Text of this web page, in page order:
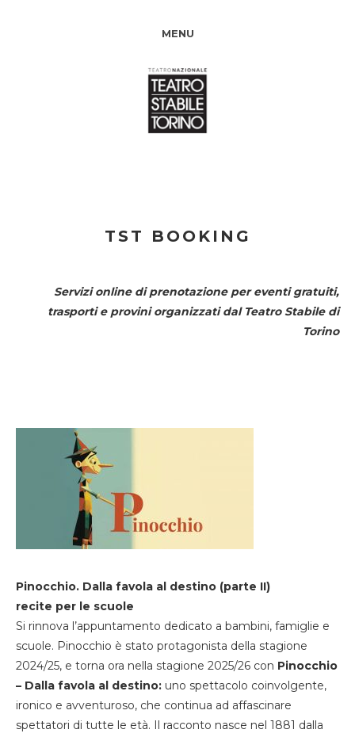
MENU
TST BOOKING
Servizi online di prenotazione per eventi gratuiti,
trasporti e provini organizzati dal Teatro Stabile di
Torino
Pinocchio. Dalla favola al destino (parte II)
recite per le scuole
Si rinnova l’appuntamento dedicato a bambini, famiglie e
scuole. Pinocchio è stato protagonista della stagione
2024/25, e torna ora nella stagione 2025/26 con Pinocchio
– Dalla favola al destino: uno spettacolo coinvolgente,
ironico e avventuroso, che continua ad affascinare
spettatori di tutte le età. Il racconto nasce nel 1881 dalla